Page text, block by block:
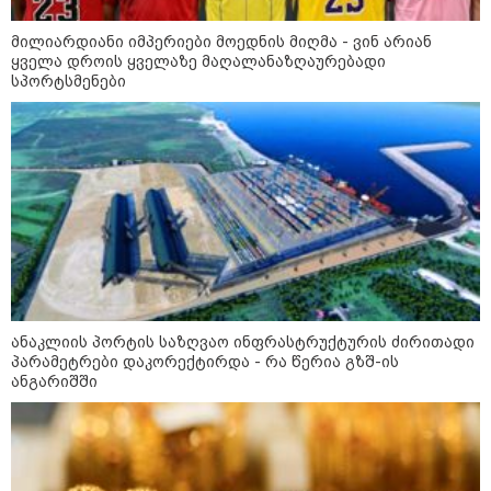
მშობლები სასურველი ზომისა
და მოდელის სასკოლო
ფორმების შეძენას
22:11 / 09-08-2026
წალენჯიხაში, მდინარეში
მამაკაცმა ახალგაზრდა დედა-
შვილის გადარჩენა შეძლო,
თუმცა თავად ძლიერი
დინებიდან გამოსვლა ვეღარ
მოახერხა და წყალმა გაიტაცა
21:52 / 09-08-2026
ვინ არიან ყველა დროის
ყველაზე მაღალანაზღაურებადი
სპორტსმენები
კატეგორიის ყველა სიახლე
მილიარდიანი იმპერიები მოედნის მიღმა - ვინ არიან
ყველა დროის ყველაზე მაღალანაზღაურებადი
სპორტსმენები
ანაკლიის პორტის საზღვაო ინფრასტრუქტურის ძირითადი
პარამეტრები დაკორექტირდა - რა წერია გზშ-ის
ანგარიშში